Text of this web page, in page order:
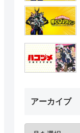
アーカイブ